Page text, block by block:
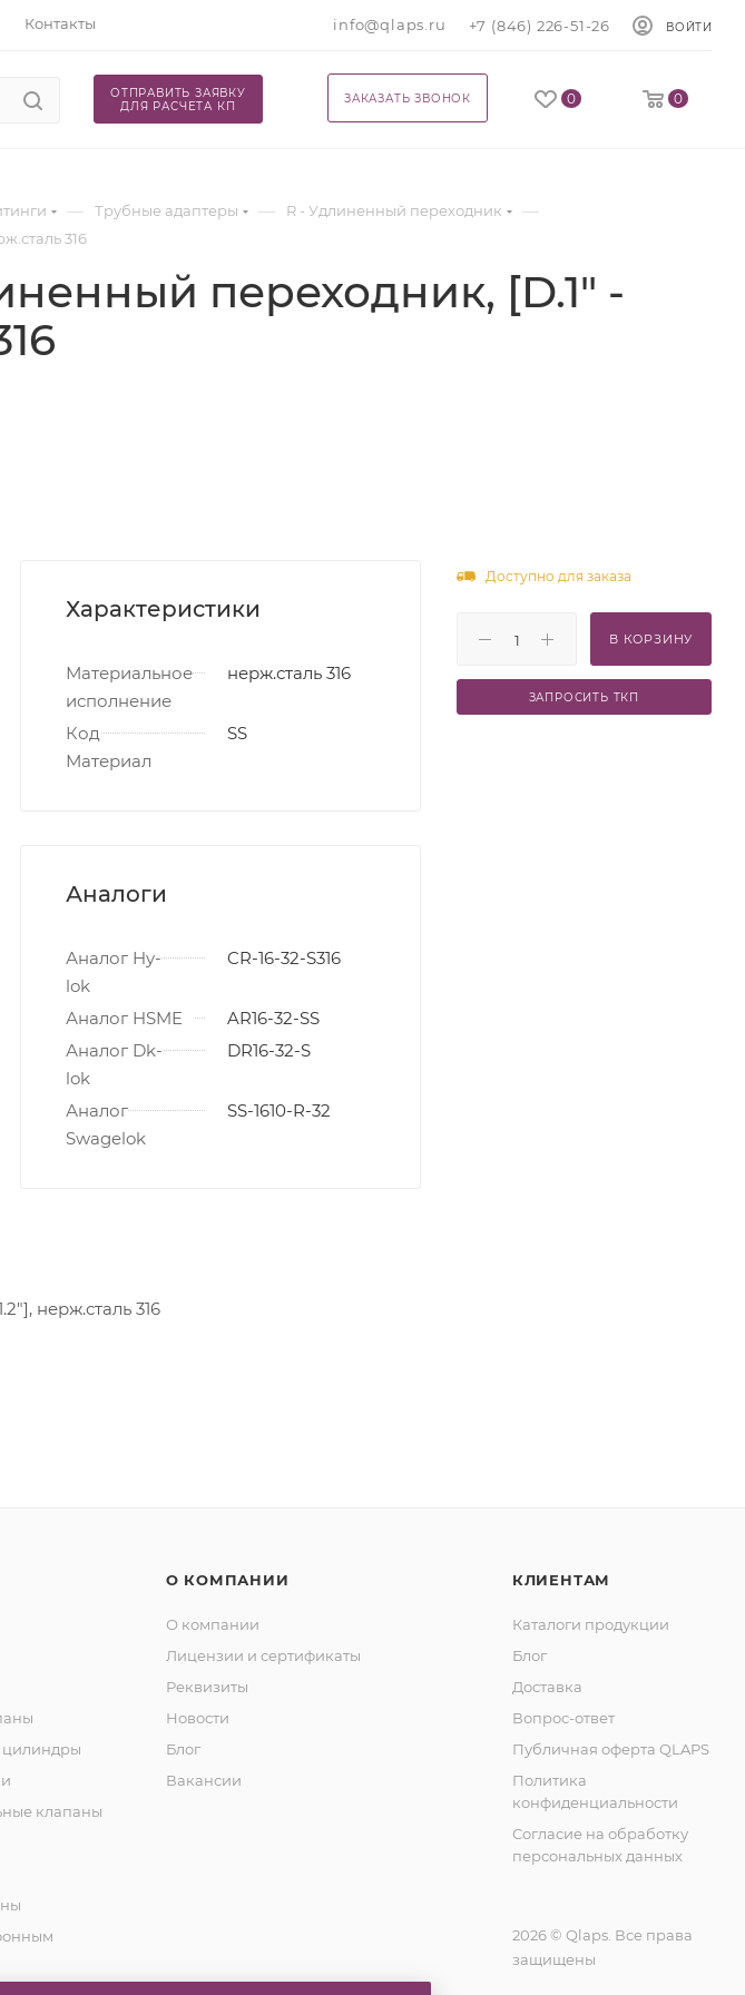
Контакты info@qlaps.ru +7 (846) 226-51-26 ВОЙТИ
0 0
ЗАКАЗАТЬ ЗВОНОК
ОТПРАВИТЬ ЗАЯВКУ
ДЛЯ РАСЧЕТА КП
— Трубные адаптеры — R - Удлиненный переходник —
316
переходник, [D.1" -
Характеристики
Материальное
исполнение
нерж.сталь 316
Код
Материал
SS
Аналоги
Аналог Hy-
lok
CR-16-32-S316
Аналог HSME
AR16-32-SS
Аналог Dk-
lok
DR16-32-S
Аналог
Swagelok
SS-1610-R-32
нерж.сталь 316
Доступно для заказа
В КОРЗИНУ
ЗАПРОСИТЬ ТКП
клапаны
О КОМПАНИИ
О компании
Лицензии и сертификаты
Реквизиты
Новости
Блог
Вакансии
КЛИЕНТАМ
Каталоги продукции
Блог
Доставка
Вопрос-ответ
Публичная оферта QLAPS
Политика
конфиденциальности
Согласие на обработку
персональных данных
2026 © Qlaps. Все права
защищены